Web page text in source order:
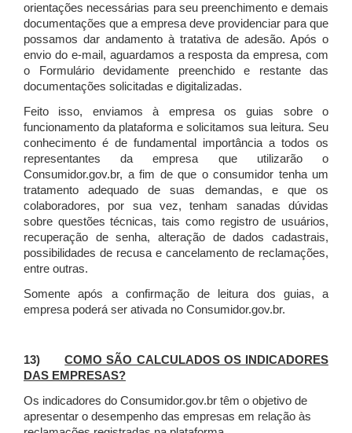
orientações necessárias para seu preenchimento e demais
documentações que a empresa deve providenciar para que
possamos dar andamento à tratativa de adesão. Após o
envio do e-mail, aguardamos a resposta da empresa, com
o Formulário devidamente preenchido e restante das
documentações solicitadas e digitalizadas.
Feito isso, enviamos à empresa os guias sobre o
funcionamento da plataforma e solicitamos sua leitura. Seu
conhecimento é de fundamental importância a todos os
representantes da empresa que utilizarão o
Consumidor.gov.br, a fim de que o consumidor tenha um
tratamento adequado de suas demandas, e que os
colaboradores, por sua vez, tenham sanadas dúvidas
sobre questões técnicas, tais como registro de usuários,
recuperação de senha, alteração de dados cadastrais,
possibilidades de recusa e cancelamento de reclamações,
entre outras.
Somente após a confirmação de leitura dos guias, a
empresa poderá ser ativada no Consumidor.gov.br.
13)COMO SÃO CALCULADOS OS INDICADORES
DAS EMPRESAS?
Os indicadores do Consumidor.gov.br têm o objetivo de
apresentar o desempenho das empresas em relação às